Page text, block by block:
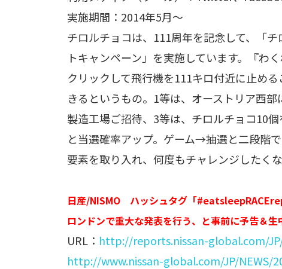
実施期間：2014年5月〜
チロルチョコは、111周年を記念して、「
トキャンペーン」を実施しています。『わ
クリックして飛行機を111キロ付近に止め
きるというもの。1等は、オーストリア西
製造工場ご招待、3等は、チロルチョコ10
と当選確率アップ。ゲーム→抽選と二段階
要素を取り入れ、何度もチャレンジしたく
日産/NISMO ハッシュタグ「
ロンドンで重大な発表を行う、と事前に予告＆生
URL： http://reports.nissan-global.com/
http://www.nissan-global.com/JP/NEWS/